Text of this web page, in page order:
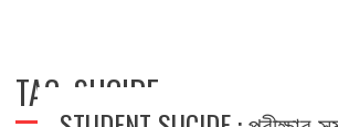
TAG: SUCIDE